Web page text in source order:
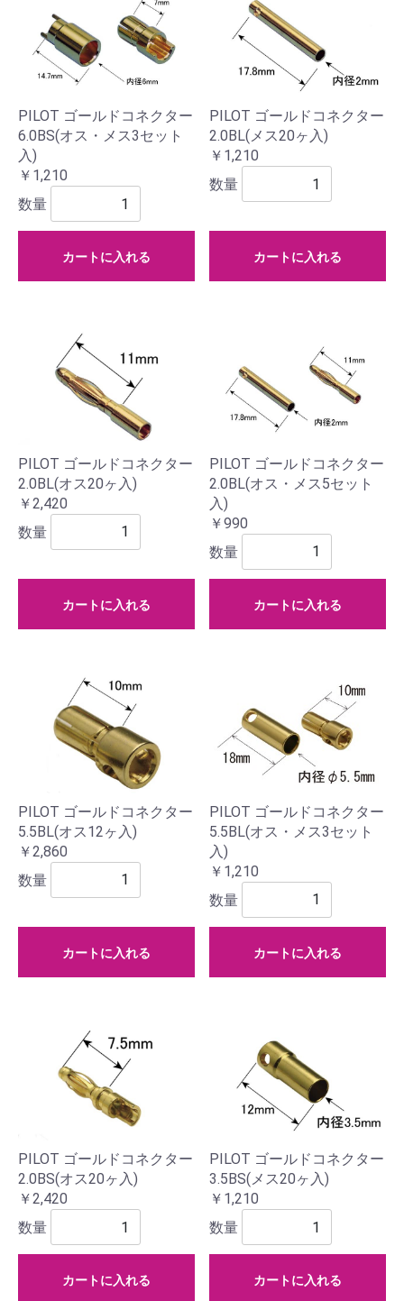
PILOT ゴールドコネクター
6.0BS(オス・メス3セット
入)
￥1,210
数量
カートに入れる
PILOT ゴールドコネクター
2.0BL(メス20ヶ入)
￥1,210
数量
カートに入れる
PILOT ゴールドコネクター
2.0BL(オス20ヶ入)
￥2,420
数量
カートに入れる
PILOT ゴールドコネクター
2.0BL(オス・メス5セット
入)
￥990
数量
カートに入れる
PILOT ゴールドコネクター
5.5BL(オス12ヶ入)
￥2,860
数量
カートに入れる
PILOT ゴールドコネクター
5.5BL(オス・メス3セット
入)
￥1,210
数量
カートに入れる
PILOT ゴールドコネクター
2.0BS(オス20ヶ入)
￥2,420
数量
カートに入れる
PILOT ゴールドコネクター
3.5BS(メス20ヶ入)
￥1,210
数量
カートに入れる